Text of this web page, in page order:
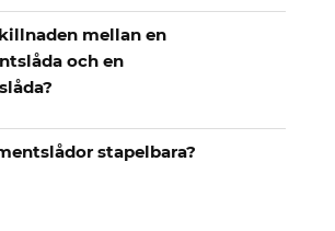
mellan en
och en
stapelbara?